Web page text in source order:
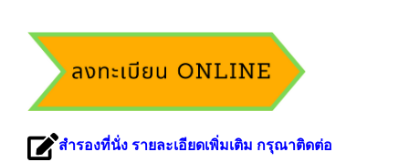
สำรองที่นั่ง รายละเอียดเพิ่มเติม กรุณาติดต่อ